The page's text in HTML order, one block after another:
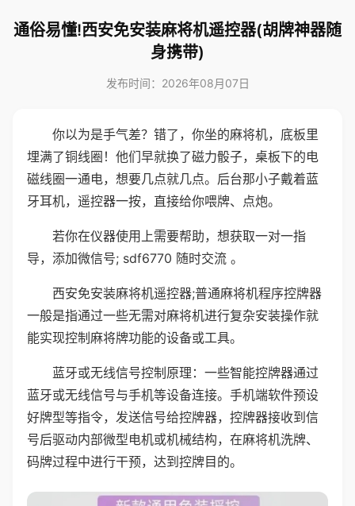
通俗易懂!西安免安装麻将机遥控器(胡牌神器随
身携带)
发布时间：2026年08月07日
你以为是手气差？错了，你坐的麻将机，底板里
埋满了铜线圈！他们早就换了磁力骰子，桌板下的电
磁线圈一通电，想要几点就几点。后台那小子戴着蓝
牙耳机，遥控器一按，直接给你喂牌、点炮。
若你在仪器使用上需要帮助，想获取一对一指
导，添加微信号; sdf6770 随时交流 。
西安免安装麻将机遥控器;普通麻将机程序控牌器
一般是指通过一些无需对麻将机进行复杂安装操作就
能实现控制麻将牌功能的设备或工具。
蓝牙或无线信号控制原理：一些智能控牌器通过
蓝牙或无线信号与手机等设备连接。手机端软件预设
好牌型等指令，发送信号给控牌器，控牌器接收到信
号后驱动内部微型电机或机械结构，在麻将机洗牌、
码牌过程中进行干预，达到控牌目的。